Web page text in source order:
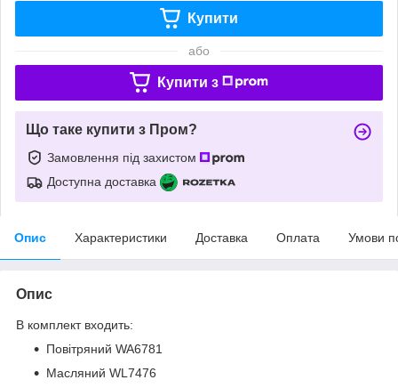
Купити
або
Купити з
Що таке купити з Пром?
Замовлення під захистом
Доступна доставка
Опис Характеристики Доставка Оплата Умови
Опис
В комплект входить:
Повітряний WA6781
Масляний WL7476